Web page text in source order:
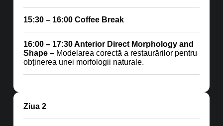
15:30 – 16:00 Coffee Break
16:00 – 17:30Anterior Direct Morphology and
Shape – Modelarea corectă a restaurărilor pentru
obținerea unei morfologii naturale.
Ziua 2